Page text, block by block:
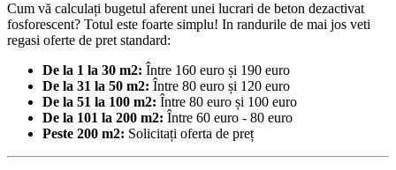
Cum vă calculați bugetul aferent unei lucrari de beton dezactivat
fosforescent? Totul este foarte simplu! In randurile de mai jos veti
regasi oferte de pret standard:
De la 1 la 30 m2: Între 160 euro și 190 euro
De la 31 la 50 m2: Între 80 euro și 120 euro
De la 51 la 100 m2: Între 80 euro și 100 euro
De la 101 la 200 m2: Între 60 euro - 80 euro
Peste 200 m2: Solicitați oferta de preț